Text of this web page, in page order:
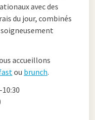
avec des
du jour, combinés
soigneusement
accueillons
ou brunch.